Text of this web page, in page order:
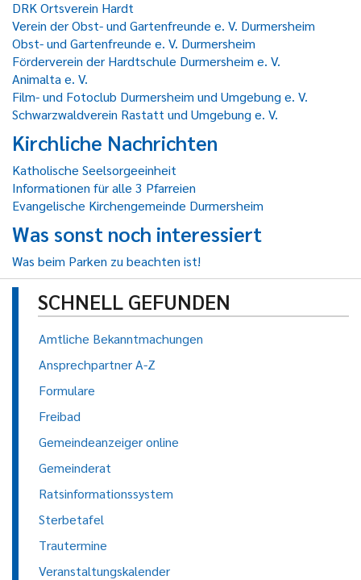
DRK Ortsverein Hardt
Verein der Obst- und Gartenfreunde e. V. Durmersheim
Obst- und Gartenfreunde e. V. Durmersheim
Förderverein der Hardtschule Durmersheim e. V.
Animalta e. V.
Film- und Fotoclub Durmersheim und Umgebung e. V.
Schwarzwaldverein Rastatt und Umgebung e. V.
Kirchliche Nachrichten
Katholische Seelsorgeeinheit
Informationen für alle 3 Pfarreien
Evangelische Kirchengemeinde Durmersheim
Was sonst noch interessiert
Was beim Parken zu beachten ist!
SCHNELL GEFUNDEN
Amtliche Bekanntmachungen
Ansprechpartner A-Z
Formulare
Freibad
Gemeindeanzeiger online
Gemeinderat
Ratsinformationssystem
Sterbetafel
Trautermine
Veranstaltungskalender